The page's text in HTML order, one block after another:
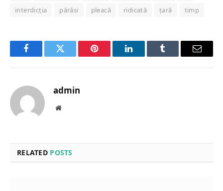
interdicția
părăsi pleacă ridicată țară timp
FacebookTwitter Pinterest LinkedInTumblr Email
admin
Website
RELATED POSTS